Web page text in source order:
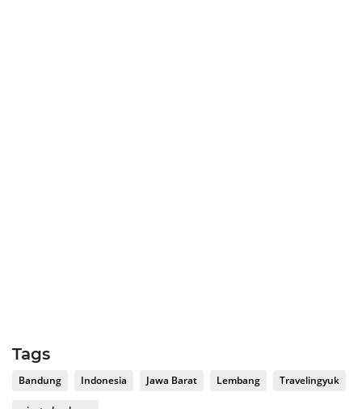
Tags
Bandung Indonesia Jawa Barat Lembang Travelingyuk